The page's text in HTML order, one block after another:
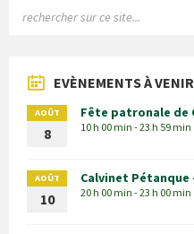
EVÈNEMENTS À VENIR
AOÛT
8
Fête patronale de
10 h 00 min - 23 h 59 min
AOÛT
10
Calvinet
20 h 00 min - 23 h 00 min